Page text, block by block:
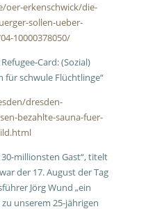
oer-erkenschwick/die-
sollen-ueber-
10000378050/
Card: (Sozial)
für schwule Flüchtlinge“
dresden-
bezahlte-sauna-fuer-
millionsten Gast“, titelt
der 17. August der Tag
Jörg Wund „ein
unserem 25-jährigen